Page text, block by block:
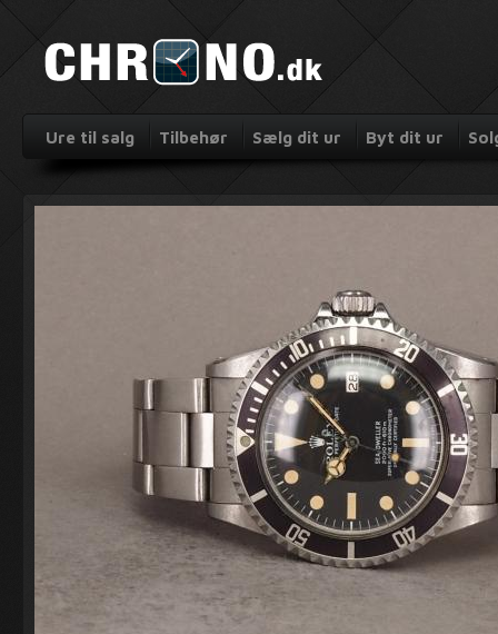
Ure til salg Tilbehør Sælg dit ur Byt dit ur